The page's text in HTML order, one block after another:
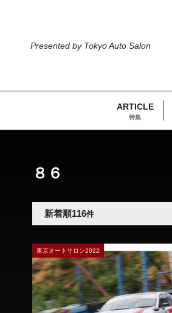
Presented by Tokyo Auto Salon
ARTICLE
特集
８６
新着順116件
東京オートサロン2022